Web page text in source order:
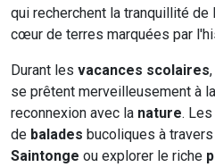
qui recherchent la tranquillité de
cœur de terres marquées par
Durant les vacances scolaires
se prêtent merveilleusement à la
reconnexion avec la nature.
de balades bucoliques à
Saintonge ou explorer le riche